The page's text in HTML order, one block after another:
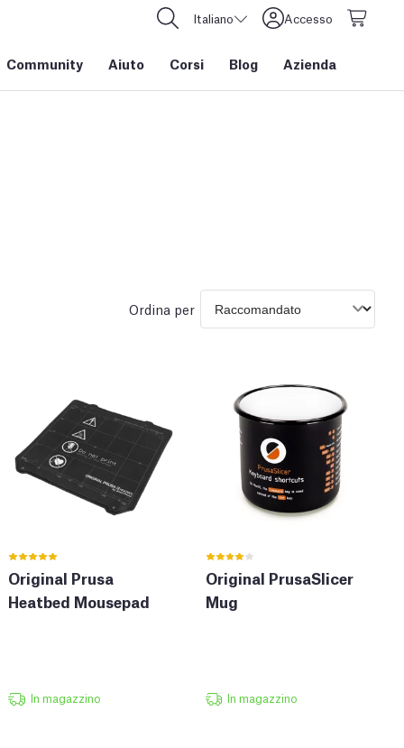
Italiano Accesso
Community Aiuto Corsi Blog Azienda
Ordina per
Original Prusa
Heatbed Mousepad
In magazzino
Original PrusaSlicer
Mug
In magazzino